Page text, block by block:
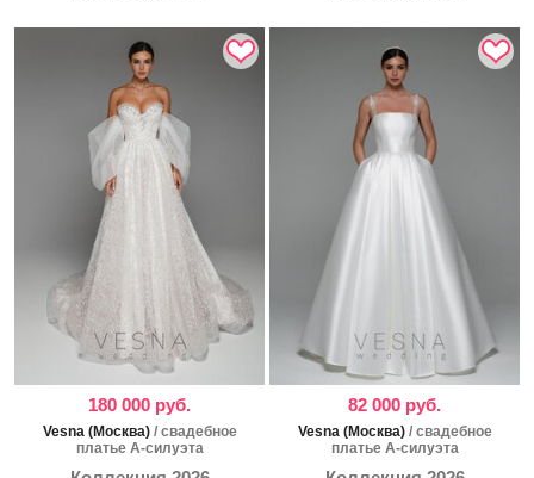
180 000 руб.
Vesna (Москва)/ свадебное
платье А-силуэта
82 000 руб.
Vesna (Москва)/ свадебное
платье А-силуэта